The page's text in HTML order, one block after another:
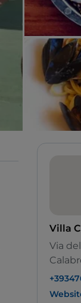
Villa
Via